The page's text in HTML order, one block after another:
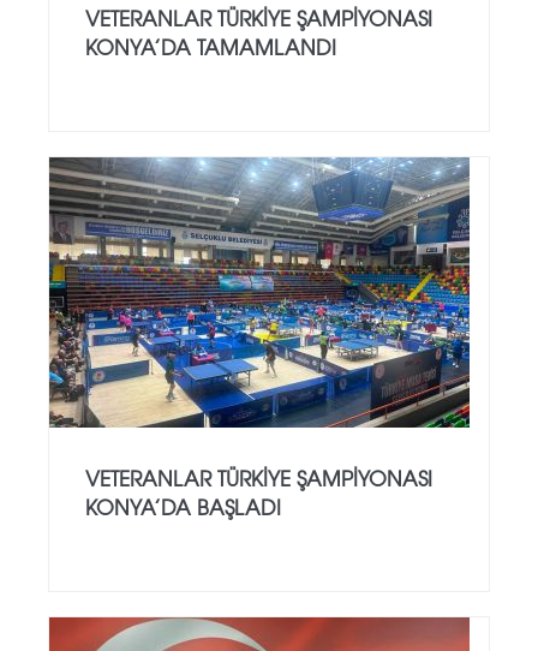
VETERANLAR TÜRKIYE ŞAMPIYONASI
KONYA’DA TAMAMLANDI
VETERANLAR TÜRKIYE ŞAMPIYONASI
KONYA’DA BAŞLADI